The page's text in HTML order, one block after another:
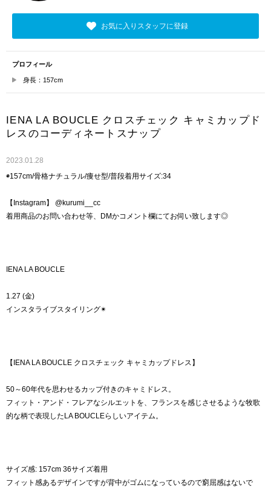
お気に入りスタッフに登録
プロフィール
身長：157cm
IENA LA BOUCLE クロスチェック キャミカップド
レスのコーディネートスナップ
2023.01.28
◉157cm/骨格ナチュラル/痩せ型/普段着用サイズ:34
【Instagram】 @kurumi__cc
着用商品のお問い合わせ等、DMかコメント欄にてお伺い致します◎
IENA LA BOUCLE
1.27 (金)
インスタライブスタイリング✴︎
【IENA LA BOUCLE クロスチェック キャミカップドレス】
50～60年代を思わせるカップ付きのキャミドレス。
フィット・アンド・フレアなシルエットを、フランスを感じさせるような牧歌
的な柄で表現したLA BOUCLEらしいアイテム。
サイズ感: 157cm 36サイズ着用
フィット感あるデザインですが背中がゴムになっているので窮屈感はないで